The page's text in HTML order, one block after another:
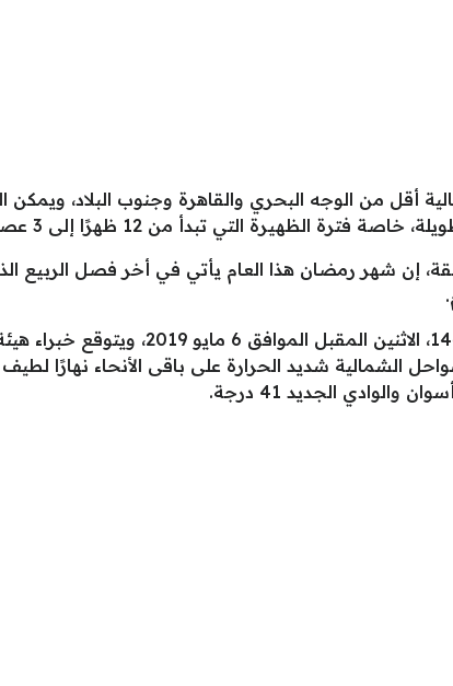
أقل من الوجه البحري والقاهرة وجنوب البلاد، ويمكن
الظهيرة التي تبدأ من 12 ظهرًا إلى 3 عصرًا.
إن شهر رمضان هذا العام يأتي في أخر فصل الربيع
وفلكيًا، يحل شهر رمضان المبارك للعام الهجري
الشمالية شديد الحرارة على باقى الأنحاء نهارًا